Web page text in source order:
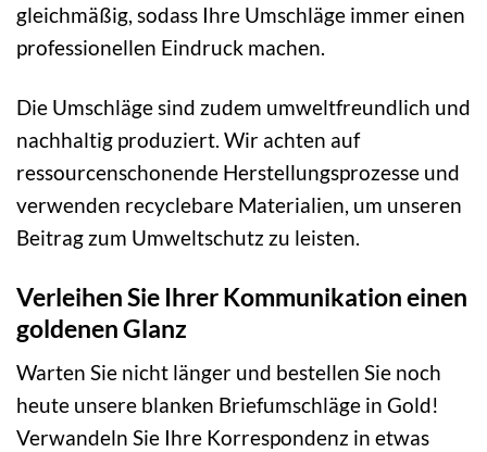
gleichmäßig, sodass Ihre Umschläge immer einen
professionellen Eindruck machen.
Die Umschläge sind zudem umweltfreundlich und
nachhaltig produziert. Wir achten auf
ressourcenschonende Herstellungsprozesse und
verwenden recyclebare Materialien, um unseren
Beitrag zum Umweltschutz zu leisten.
Verleihen Sie Ihrer Kommunikation einen
goldenen Glanz
Warten Sie nicht länger und bestellen Sie noch
heute unsere blanken Briefumschläge in Gold!
Verwandeln Sie Ihre Korrespondenz in etwas